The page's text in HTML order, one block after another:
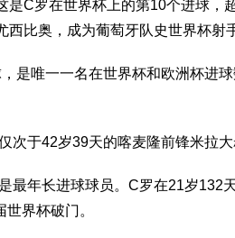
是C罗在世界杯上的第10个进球，
西比奥，成为葡萄牙队史世界杯射
是唯一一名在世界杯和欧洲杯进
于42岁39天的喀麦隆前锋米拉大
最年长进球球员。C罗在21岁132
界杯破门。